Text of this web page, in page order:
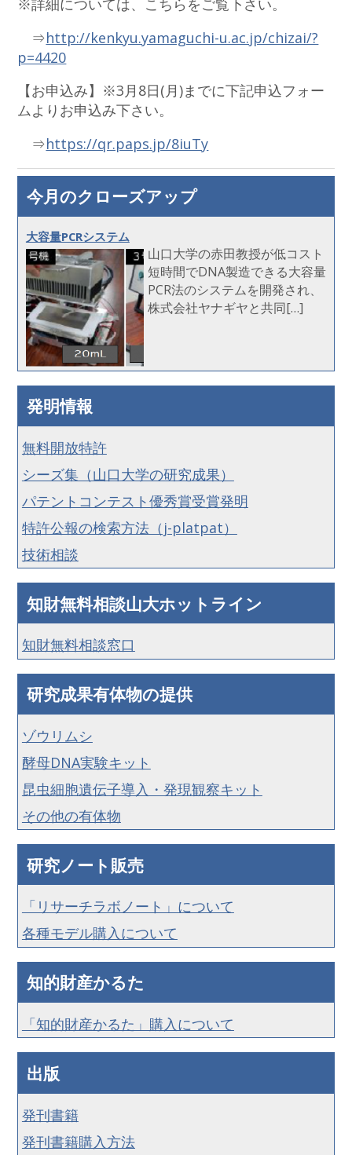
⇒http://kenkyu.yamaguchi-u.ac.jp/chizai/?
p=4420
【お申込み】※3月8日(月)までに下記申込フォー
ムよりお申込み下さい。
⇒https://qr.paps.jp/8iuTy
今月のクローズアップ
大容量PCRシステム
山口大学の赤田教授が低コスト
短時間でDNA製造できる大容量
PCR法のシステムを開発され、
株式会社ヤナギヤと共同[…]
発明情報
無料開放特許
シーズ集（山口大学の研究成果）
パテントコンテスト優秀賞受賞発明
特許公報の検索方法（j-platpat）
技術相談
知財無料相談山大ホットライン
知財無料相談窓口
研究成果有体物の提供
ゾウリムシ
酵母DNA実験キット
昆虫細胞遺伝子導入・発現観察キット
その他の有体物
研究ノート販売
「リサーチラボノート」について
各種モデル購入について
知的財産かるた
「知的財産かるた」購入について
出版
発刊書籍
発刊書籍購入方法